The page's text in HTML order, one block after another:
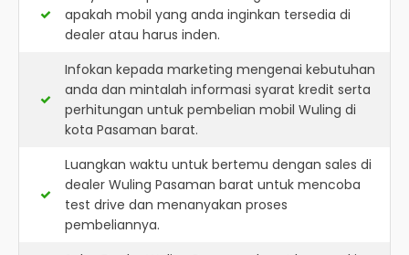
apakah mobil yang anda inginkan tersedia di
dealer atau harus inden.
Infokan kepada marketing mengenai kebutuhan
anda dan mintalah informasi syarat kredit serta
perhitungan untuk pembelian mobil Wuling di
kota Pasaman barat.
Luangkan waktu untuk bertemu dengan sales di
dealer Wuling Pasaman barat untuk mencoba
test drive dan menanyakan proses
pembeliannya.